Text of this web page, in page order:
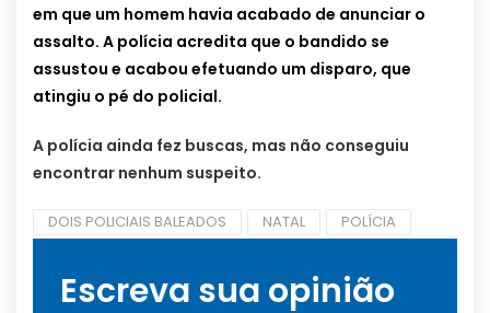
em que um homem havia acabado de anunciar o
assalto. A polícia acredita que o bandido se
assustou e acabou efetuando um disparo, que
atingiu o pé do policial.
A polícia ainda fez buscas, mas não conseguiu
encontrar nenhum suspeito.
DOIS POLICIAIS BALEADOS NATAL POLÍCIA
Escreva sua opinião